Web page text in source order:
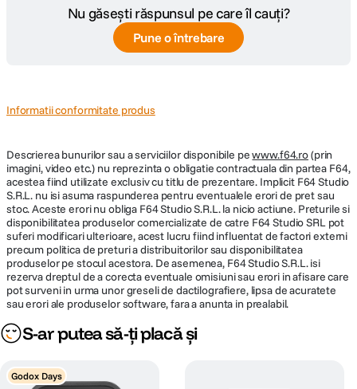
Nu găsești răspunsul pe care îl cauți?
Pune o întrebare
Informatii conformitate produs
Descrierea bunurilor sau a serviciilor disponibile pewww.f64.ro(prin
imagini, video etc.) nu reprezinta o obligatie contractuala din partea F64,
acestea fiind utilizate exclusiv cu titlu de prezentare. Implicit F64 Studio
S.R.L. nu isi asuma raspunderea pentru eventualele erori de pret sau
stoc. Aceste erori nu obliga F64 Studio S.R.L. la nicio actiune. Preturile si
disponibilitatea produselor comercializate de catre F64 Studio SRL pot
suferi modificari ulterioare, acest lucru fiind influentat de factori externi
precum politica de preturi a distribuitorilor sau disponibilitatea
produselor pe stocul acestora. De asemenea, F64 Studio S.R.L. isi
rezerva dreptul de a corecta eventuale omisiuni sau erori in afisare care
pot surveni in urma unor greseli de dactilografiere, lipsa de acuratete
sau erori ale produselor software, fara a anunta in prealabil.
S-ar putea să-ți placă și
Godox Days